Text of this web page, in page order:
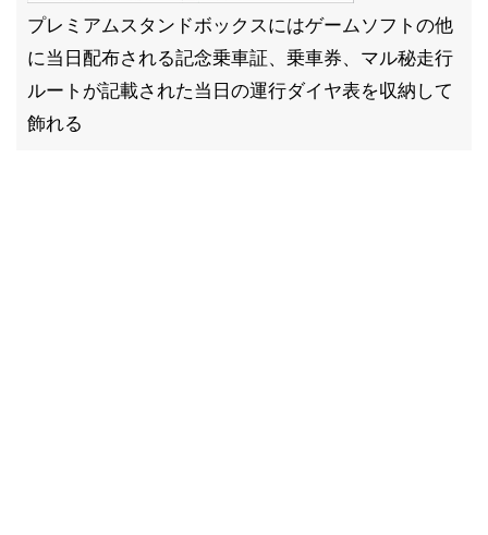
プレミアムスタンドボックスにはゲームソフトの他
に当日配布される記念乗車証、乗車券、マル秘走行
ルートが記載された当日の運行ダイヤ表を収納して
飾れる